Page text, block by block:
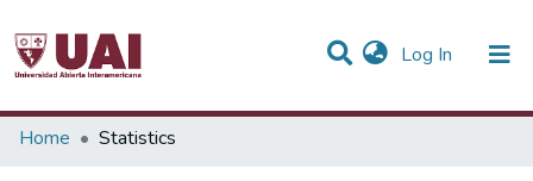
Log In (current)
Communities & Collections
Home Statistics